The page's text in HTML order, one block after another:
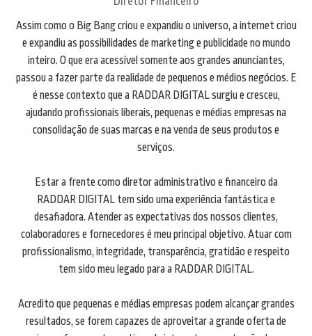
Assim como o Big Bang criou e expandiu o universo, a internet criou
e expandiu as possibilidades de marketing e publicidade no mundo
inteiro. O que era acessível somente aos grandes anunciantes,
passou a fazer parte da realidade de pequenos e médios negócios. E
é nesse contexto que a RADDAR DIGITAL surgiu e cresceu,
ajudando profissionais liberais, pequenas e médias empresas na
consolidação de suas marcas e na venda de seus produtos e
serviços.
Estar a frente como diretor administrativo e financeiro da
RADDAR DIGITAL tem sido uma experiência fantástica e
desafiadora. Atender as expectativas dos nossos clientes,
colaboradores e fornecedores é meu principal objetivo. Atuar com
profissionalismo, integridade, transparência, gratidão e respeito
tem sido meu legado para a RADDAR DIGITAL.
Acredito que pequenas e médias empresas podem alcançar grandes
resultados, se forem capazes de aproveitar a grande oferta de